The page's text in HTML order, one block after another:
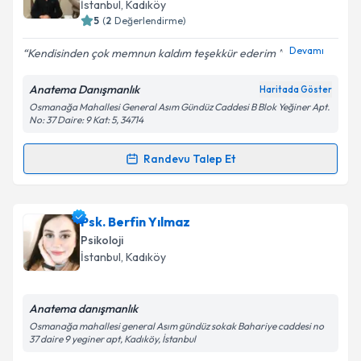
E-posta Adresiniz
Kişisel verilerimin işlenmesine ilişkinAydınlatma
Metni'ni okudum ve kişisel verilerimin belirtilen
kapsamda işlenmesini kabul ediyorum.
İstanbul , Kadıköy
5 (2 Değerlendirme)
Kendisinden çok memnun kaldım teşekkür ederim Devamı
Anatema Danışmanlık Haritada Göster
Osmanağa Mahallesi General Asım Gündüz Caddesi B Blok Yeğiner Apt.
No: 37 Daire: 9 Kat: 5, 34714
Randevu Talep Et
Randevu Takvimi Talebi
Psk. Dan. Ekrem Çağrı Öztürk
talebi oluşturun. Size bu uzmandan randevu almanız
için bir takvim hazırlandığında e-posta ile
bilgilendireceğiz.
Psk. Berfin Yılmaz
Psikoloji
İstanbul , Kadıköy
Anatema danışmanlık
Osmanağa mahallesi general Asım gündüz sokak Bahariye caddesi no
37 daire 9 yeginer apt, Kadıköy, İstanbul